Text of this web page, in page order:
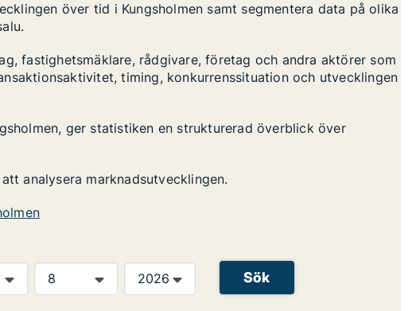
över tid i Kungsholmen samt segmentera data på olika
fastighetsmäklare, rådgivare, företag och andra aktörer som
timing, konkurrenssituation och utvecklingen
ger statistiken en strukturerad överblick över
analysera marknadsutvecklingen.
Sök